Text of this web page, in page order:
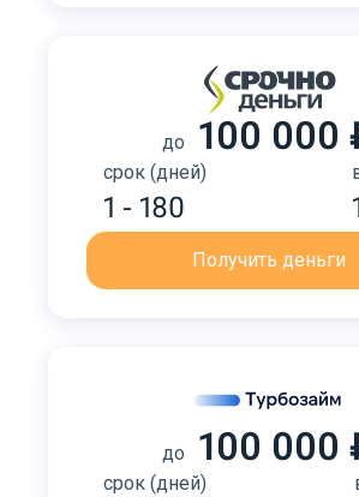
до 100 000
срок (дней)
1 - 180
Получить деньги
до 100 000
срок (дней)